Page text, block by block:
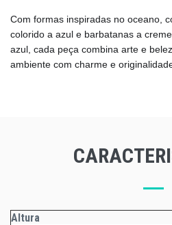
Com formas inspiradas no oceano,
colorido a azul e barbatanas a
azul, cada peça combina arte e
ambiente com charme e
Altura